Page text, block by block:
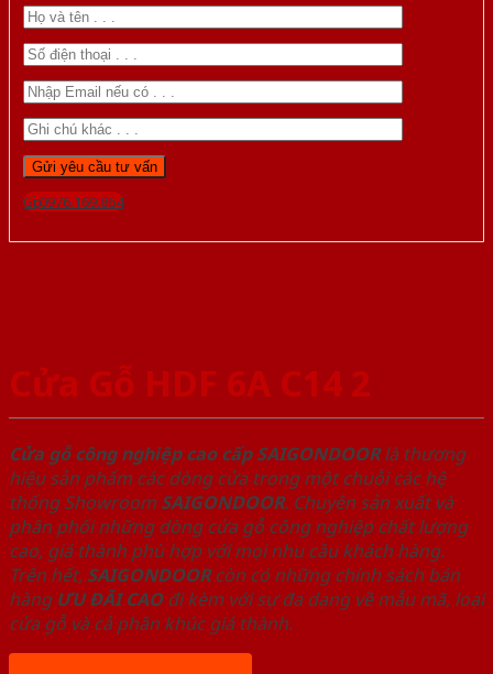
Gọi 0976.169.864
Cửa Gỗ HDF 6A C14 2
Cửa gỗ công nghiệp cao cấp SAIGONDOORlà thương
hiệu sản phẩm các dòng cửa trong một chuỗi các hệ
thống Showroom SAIGONDOOR. Chuyên sản xuất và
phân phối những dòng cửa gỗ công nghiệp chất lượng
cao, giá thành phù hợp với mọi nhu cầu khách hàng.
Trên hết, SAIGONDOORcòn có những chính sách bán
hàng ƯU ĐÃI CAOđi kèm với sự đa dạng về mẫu mã, loại
cửa gỗ và cả phân khúc giá thành.